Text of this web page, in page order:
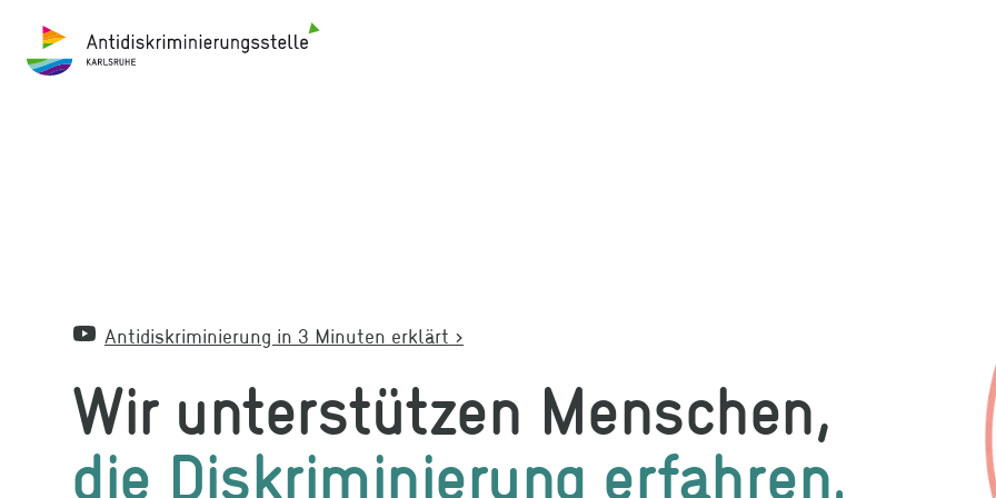
Antidiskriminierungsstelle Karlsruhe
Antidiskriminierung in 3 Minuten erklärt >
Wir unterstützen Menschen,
die Diskriminierung erfahren.